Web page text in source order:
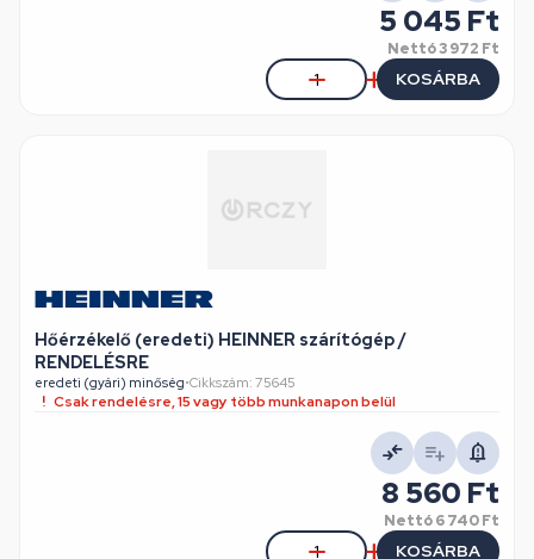
5 045 Ft
Nettó3 972 Ft
KOSÁRBA
Hőérzékelő (eredeti) HEINNER szárítógép /
RENDELÉSRE
eredeti (gyári) minőség•Cikkszám: 75645
Csak rendelésre, 15 vagy több munkanapon belül
8 560 Ft
Nettó6 740 Ft
KOSÁRBA